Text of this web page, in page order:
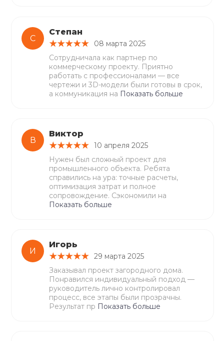
С
Степан
08 марта 2025
Сотрудничала как партнер по
коммерческому проекту. Приятно
работать с профессионалами — все
чертежи и 3D-модели были готовы в срок,
а коммуникация на Показать больше
В
Виктор
10 апреля 2025
Нужен был сложный проект для
промышленного объекта. Ребята
справились на ура: точные расчеты,
оптимизация затрат и полное
сопровождение. Сэкономили на
Показать больше
И
Игорь
29 марта 2025
Заказывал проект загородного дома.
Понравился индивидуальный подход —
руководитель лично контролировал
процесс, все этапы были прозрачны.
Результат пр Показать больше